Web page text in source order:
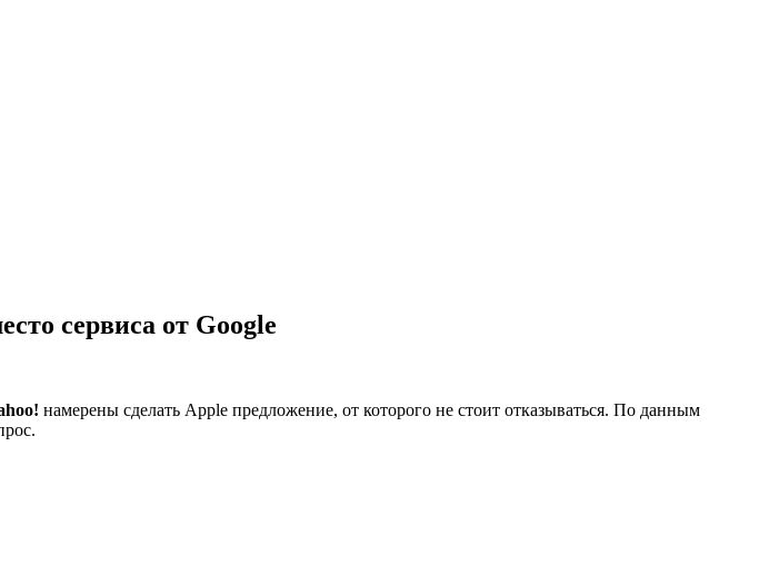
сервиса от Google
намерены сделать Apple предложение, от которого не стоит отказываться. По данным